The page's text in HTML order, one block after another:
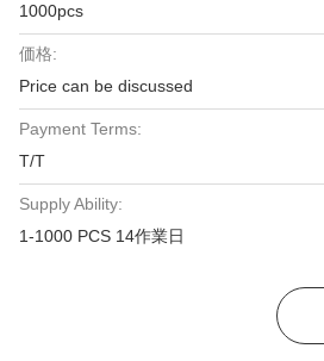
1000pcs
価格:
Price can be discussed
Payment Terms:
T/T
Supply Ability:
1-1000 PCS 14作業日